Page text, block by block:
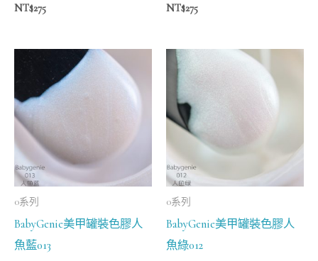
NT$275 NT$275
0系列
BabyGenie美甲罐裝色膠人
魚藍013
0系列
BabyGenie美甲罐裝色膠人
魚綠012